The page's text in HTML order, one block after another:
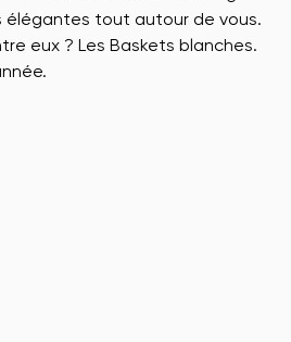
élégantes tout autour de vous.
eux ? Les Baskets blanches.